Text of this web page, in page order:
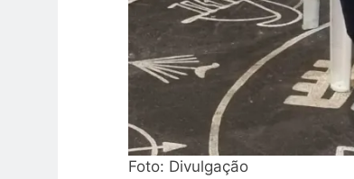
Foto: Divulgação